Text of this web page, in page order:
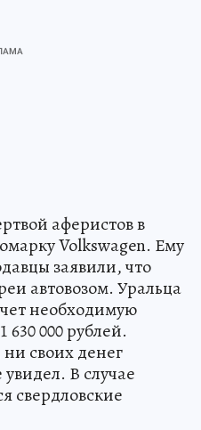
аферистов в
Volkswagen. Ему
заявили, что
автовозом. Уральца
необходимую
000 рублей.
своих денег
В случае
свердловские